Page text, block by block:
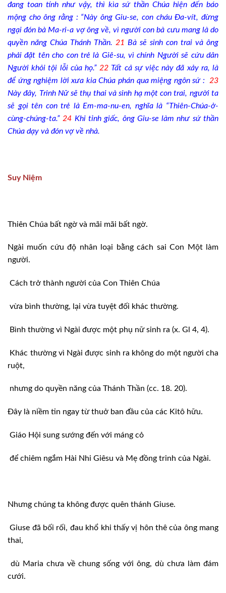
đang toan tính như vậy, thì kìa sứ thần Chúa hiện đến báo
mộng cho ông rằng : “Này ông Giu-se, con cháu Đa-vít, đừng
ngại đón bà Ma-ri-a vợ ông về, vì người con bà cưu mang là do
quyền năng Chúa Thánh Thần. 21 Bà sẽ sinh con trai và ông
phải đặt tên cho con trẻ là Giê-su, vì chính Người sẽ cứu dân
Người khỏi tội lỗi của họ.”22 Tất cả sự việc này đã xảy ra, là
để ứng nghiệm lời xưa kia Chúa phán qua miệng ngôn sứ :
23
Này đây, Trinh Nữ sẽ thụ thai và sinh hạ một con trai, người ta
sẽ gọi tên con trẻ là Em-ma-nu-en, nghĩa là “Thiên-Chúa-ở-
cùng-chúng-ta.”24 Khi tỉnh giấc, ông Giu-se làm như sứ thần
Chúa dạy và đón vợ về nhà.
Suy Niệm
Thiên Chúa bất ngờ và mãi mãi bất ngờ.
Ngài muốn cứu độ nhân loại bằng cách sai Con Một làm
người.
Cách trở thành người của Con Thiên Chúa
vừa bình thường, lại vừa tuyệt đối khác thường.
Bình thường vì Ngài được một phụ nữ sinh ra (x. Gl 4, 4).
Khác thường vì Ngài được sinh ra không do một người cha
ruột,
nhưng do quyền năng của Thánh Thần (cc. 18. 20).
Đây là niềm tin ngay từ thuở ban đầu của các Kitô hữu.
Giáo Hội sung sướng đến với máng cỏ
để chiêm ngắm Hài Nhi Giêsu và Mẹ đồng trinh của Ngài.
Nhưng chúng ta không được quên thánh Giuse.
Giuse đã bối rối, đau khổ khi thấy vị hôn thê của ông mang
thai,
dù Maria chưa về chung sống với ông, dù chưa làm đám
cưới.